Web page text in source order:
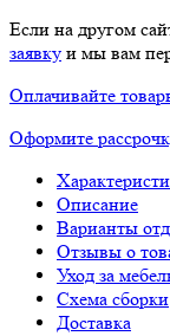
Если на другом
заявку и мы вам
Оплачивайте
Оформите
Описание
Варианты
Отзывы о
Уход за
Схема сборки
Доставка